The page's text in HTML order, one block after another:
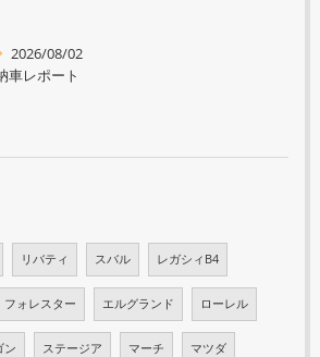
2026/08/02
車レポート
リバティ スバル レガシィB4
フォレスター エルグランド ローレル
ン ステージア マーチ マツダ